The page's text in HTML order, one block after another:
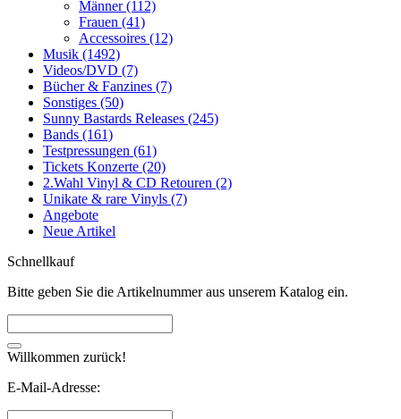
Männer (112)
Frauen (41)
Accessoires (12)
Musik (1492)
Videos/DVD (7)
Bücher & Fanzines (7)
Sonstiges (50)
Sunny Bastards Releases (245)
Bands (161)
Testpressungen (61)
Tickets Konzerte (20)
2.Wahl Vinyl & CD Retouren (2)
Unikate & rare Vinyls (7)
Angebote
Neue Artikel
Schnellkauf
Bitte geben Sie die Artikelnummer aus unserem Katalog ein.
Willkommen zurück!
E-Mail-Adresse: